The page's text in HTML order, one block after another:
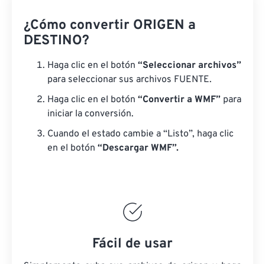
¿Cómo convertir ORIGEN a
DESTINO?
Haga clic en el botón “Seleccionar archivos”
para seleccionar sus archivos FUENTE.
Haga clic en el botón “Convertir a WMF” para
iniciar la conversión.
Cuando el estado cambie a “Listo”, haga clic
en el botón “Descargar WMF”.
Fácil de usar